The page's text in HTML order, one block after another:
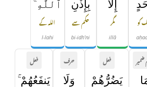
کو
إِلَّا
مگر
illā
بِإِذْنِ
حکم سے
bi-idh'ni
ٱللَّهِ ۚ
اللہ کے
l-lahi
فعل
يَضُرُّهُمْ
حرف
وَلَا
فعل
يَنفَعُهُمْ ۚ